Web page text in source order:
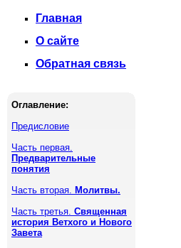
Оглавление:
Предисловие
Часть первая.
Предварительные
понятия
Часть вторая. Молитвы.
Часть третья. Священная
история Ветхого и Нового
Завета
Главная
О сайте
Обратная связь